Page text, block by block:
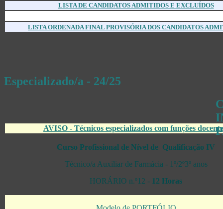
LISTA DE CANDIDATOS ADMITIDOS E EXCLUÍDOS
LISTA ORDENADA FINAL PROVISÓRIA DOS CANDIDATOS
Especializado/a - 24/25
AVISO - Técnicos especializados com funções
Curso Profissional de Nível de Qualificação IV
Técnico/a Auxiliar de Farmácia - 1º/2º3º anos
HORÁRIO n.º12 - 12 Horas